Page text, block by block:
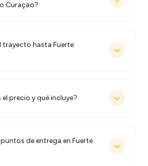
Curaçao?
trayecto hasta Fuerte
el precio y qué incluye?
de entrega en Fuerte